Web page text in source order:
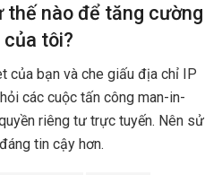
thế nào để tăng cường
tôi?
của bạn và che giấu địa chỉ IP
các cuộc tấn công man-in-
riêng tư trực tuyến. Nên sử
tin cậy hơn.